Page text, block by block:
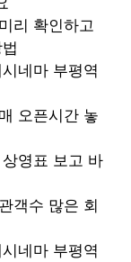
리 확인하고
네마 부평역
오픈시간 놓
영표 보고 바
객수 많은 회
네마 부평역